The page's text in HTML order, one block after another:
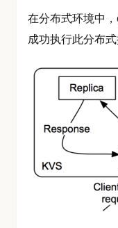
在分布式环境中
成功执行此分布